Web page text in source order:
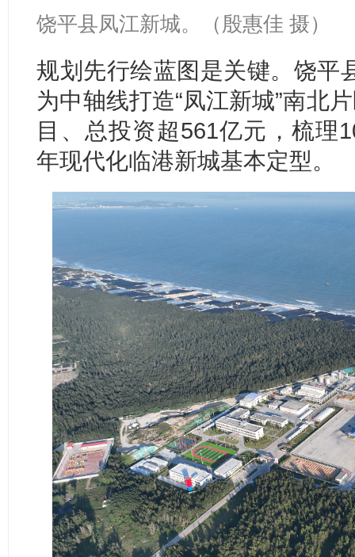
饶平县凤江新城。（ 殷惠佳 摄）
规划先行绘蓝图是关键。饶平
为中轴线打造“凤江新城”南北
目、总投资超561亿元，梳理
年现代化临港新城基本定型。